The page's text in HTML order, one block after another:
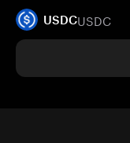
USDCUSDC